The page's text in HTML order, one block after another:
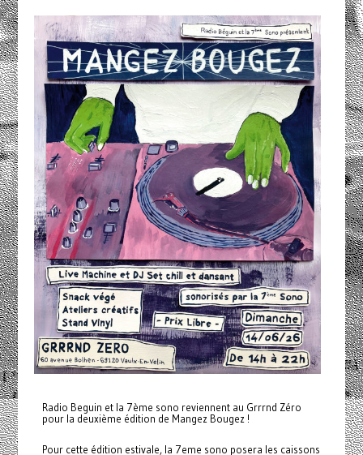
Radio Beguin et la 7ème sono reviennent au Grrrnd Zéro
pour la deuxième édition de Mangez Bougez !
Pour cette édition estivale, la 7eme sono posera les caissons